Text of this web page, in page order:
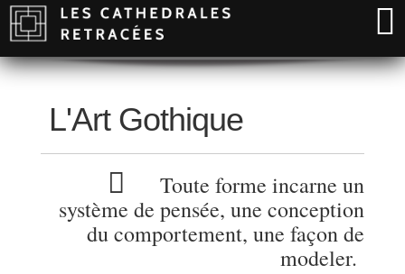
L'Art Gothique
Toute forme incarne un
système de pensée, une conception
du comportement, une façon de
modeler.